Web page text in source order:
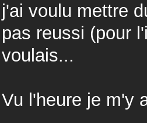
j'ai voulu mettre
pas reussi (pour
voulais...
Vu l'heure je m'y